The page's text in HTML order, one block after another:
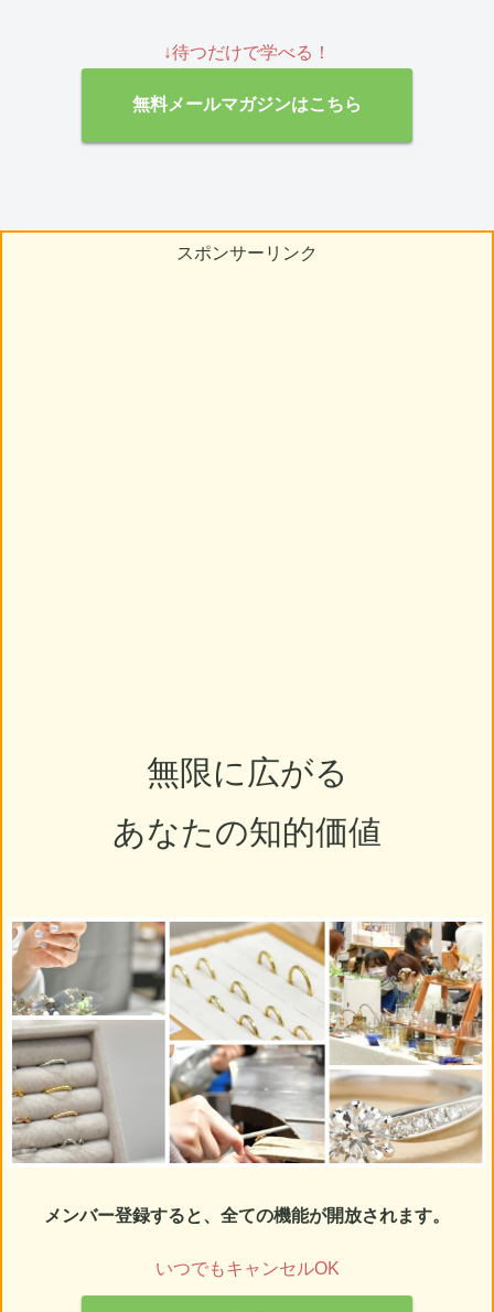
↓待つだけで学べる！
無料メールマガジンはこちら
スポンサーリンク
無限に広がる
あなたの知的価値
メンバー登録すると、全ての機能が開放されます。
いつでもキャンセルOK